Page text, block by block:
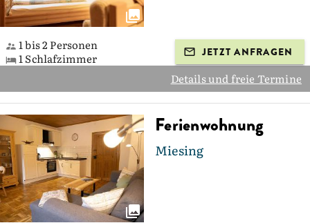
1 bis 2 Personen
1 Schlafzimmer
JETZT ANFRAGEN
Details und freie Termine
Ferienwohnung
Miesing